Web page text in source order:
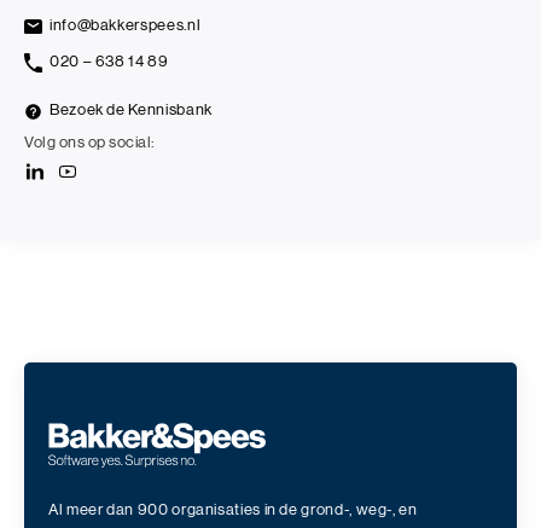
info@bakkerspees.nl
020 – 638 14 89
Bezoek de Kennisbank
Volg ons op social:
Al meer dan 900 organisaties in de grond-, weg-, en